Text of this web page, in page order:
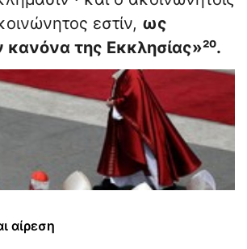
εστίν, ως
της Εκκλησίας»²⁰.
αίρεση